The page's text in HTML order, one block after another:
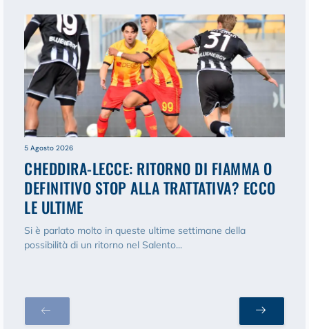
5 Agosto 2026
CHEDDIRA-LECCE: RITORNO DI FIAMMA O
DEFINITIVO STOP ALLA TRATTATIVA? ECCO
LE ULTIME
Si è parlato molto in queste ultime settimane della
possibilità di un ritorno nel Salento...